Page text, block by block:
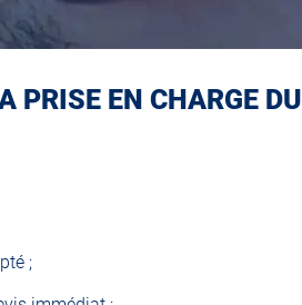
PRISE EN CHARGE DU
;